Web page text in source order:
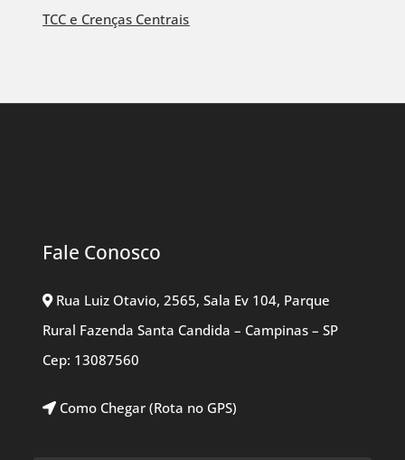
TCC e Crenças Centrais
Fale Conosco
Rua Luiz Otavio, 2565, Sala Ev 104, Parque
Rural Fazenda Santa Candida – Campinas – SP
Cep: 13087560
Como Chegar (Rota no GPS)